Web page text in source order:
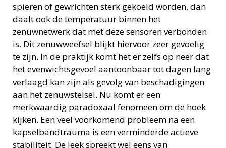
spieren of gewrichten sterk gekoeld worden, dan
daalt ook de temperatuur binnen het
zenuwnetwerk dat met deze sensoren verbonden
is. Dit zenuwweefsel blijkt hiervoor zeer gevoelig
te zijn. In de praktijk komt het er zelfs op neer dat
het evenwichtsgevoel aantoonbaar tot dagen lang
verlaagd kan zijn als gevolg van beschadigingen
aan het zenuwstelsel. Nu komt er een
merkwaardig paradoxaal fenomeen om de hoek
kijken. Een veel voorkomend probleem na een
kapselbandtrauma is een verminderde actieve
stabiliteit. De leek spreekt wel eens van